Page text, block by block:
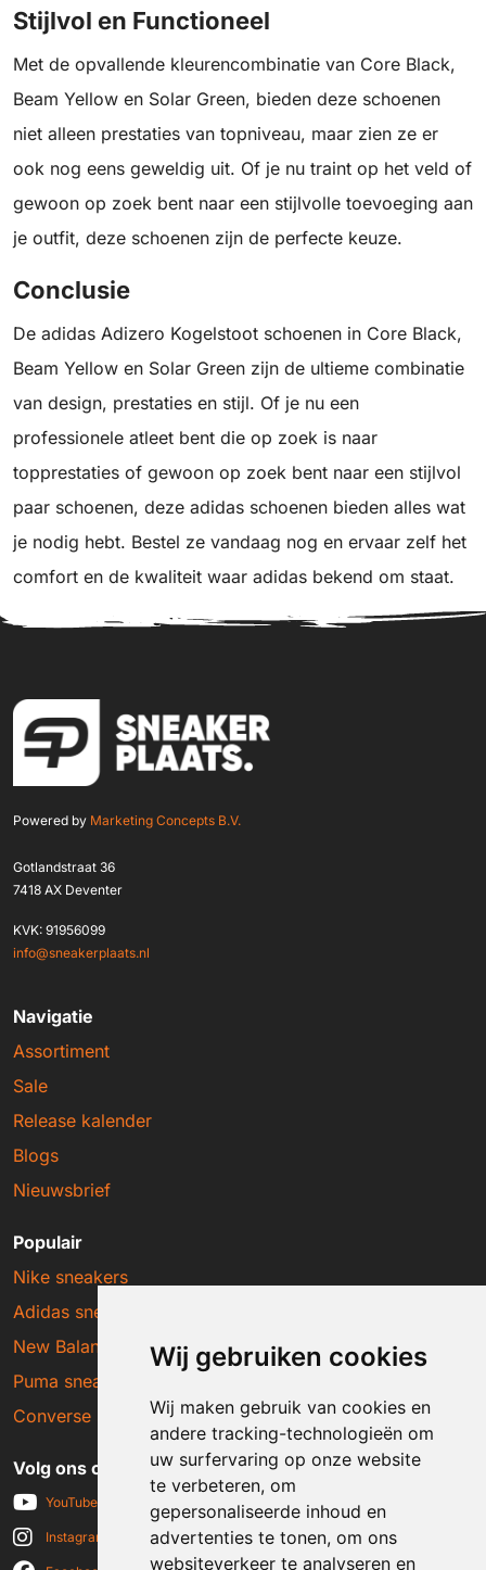
Wij gebruiken cookies
Wij maken gebruik van cookies en
andere tracking-technologieën om
uw surfervaring op onze website
te verbeteren, om
gepersonaliseerde inhoud en
advertenties te tonen, om ons
websiteverkeer te analyseren en
Stijlvol en Functioneel
Met de opvallende kleurencombinatie van Core Black,
Beam Yellow en Solar Green, bieden deze schoenen
niet alleen prestaties van topniveau, maar zien ze er
ook nog eens geweldig uit. Of je nu traint op het veld of
gewoon op zoek bent naar een stijlvolle toevoeging aan
je outfit, deze schoenen zijn de perfecte keuze.
Conclusie
De adidas Adizero Kogelstoot schoenen in Core Black,
Beam Yellow en Solar Green zijn de ultieme combinatie
van design, prestaties en stijl. Of je nu een
professionele atleet bent die op zoek is naar
topprestaties of gewoon op zoek bent naar een stijlvol
paar schoenen, deze adidas schoenen bieden alles wat
je nodig hebt. Bestel ze vandaag nog en ervaar zelf het
comfort en de kwaliteit waar adidas bekend om staat.
Powered by Marketing Concepts B.V.
Gotlandstraat 36
7418 AX Deventer
KVK: 91956099
info@sneakerplaats.nl
Navigatie
Assortiment
Sale
Release kalender
Blogs
Nieuwsbrief
Populair
Nike sneakers
Adidas sneakers
New Balance sneakers
Puma sneakers
Converse sneakers
Volg ons op social media
YouTube
Instagram